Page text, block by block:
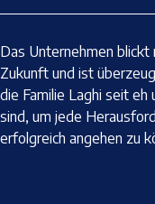
Das Unternehmen
Zukunft und ist
die Familie Laghi seit eh
sind, um jede
erfolgreich angehen zu